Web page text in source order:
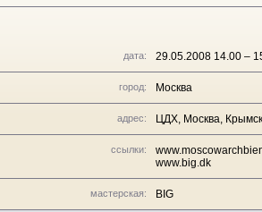
дата: 29.05.2008 14.00 –
город: Москва
адрес: ЦДХ, Москва,
ссылки:
www.big.dk
мастерская: BIG